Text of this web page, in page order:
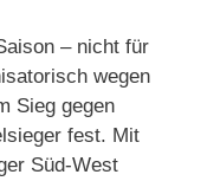
– nicht für
wegen
Sieg gegen
fest. Mit
Süd-West